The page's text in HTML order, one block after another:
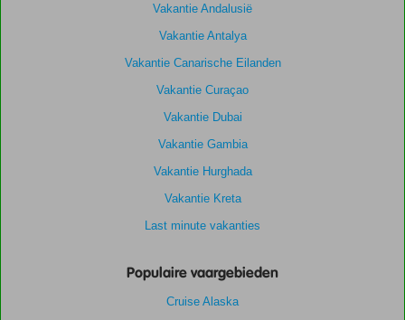
Vakantie Andalusië
Vakantie Antalya
Vakantie Canarische Eilanden
Vakantie Curaçao
Vakantie Dubai
Vakantie Gambia
Vakantie Hurghada
Vakantie Kreta
Last minute vakanties
Populaire vaargebieden
Cruise Alaska